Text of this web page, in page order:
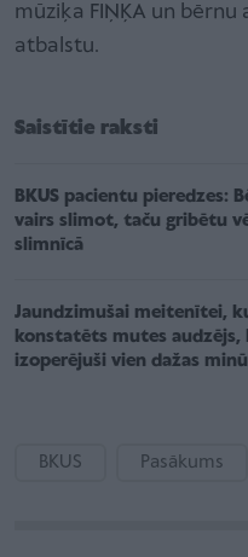
mūziķa FIŅĶA un bērnu
atbalstu.
Saistītie raksti
BKUS pacientu pieredzes:
vairs slimot, taču gribētu
slimnīcā
Jaundzimušai meitenītei,
konstatēts mutes
izoperējuši vien dažas
BKUS Pasākums